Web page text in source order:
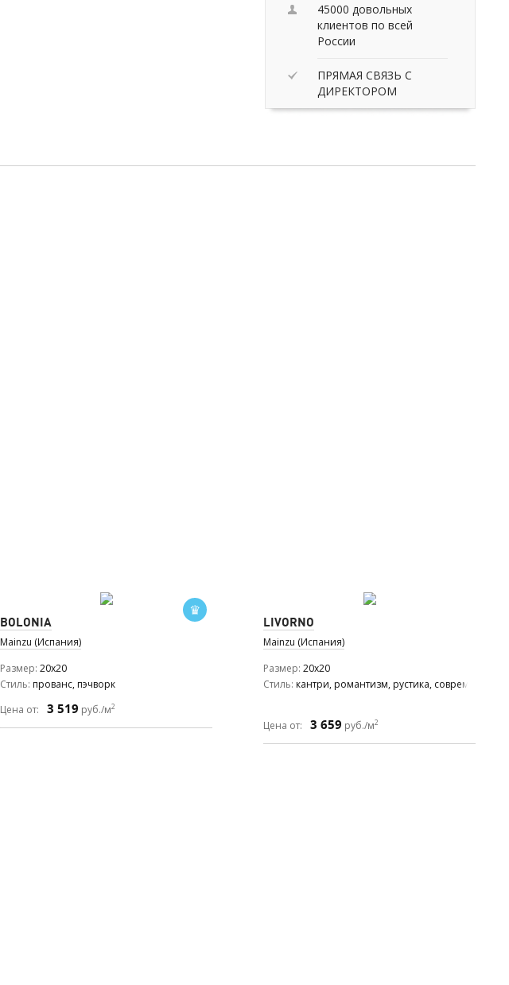
45000 довольных
клиентов по всей
России
ПРЯМАЯ СВЯЗЬ С
ДИРЕКТОРОМ
BOLONIA
Mainzu (Испания)
Размер 20x20
Стиль прованс, пэчворк
Цена от:
3 519 руб./м2
LIVORNO
Mainzu (Испания)
Размер 20x20
Стиль кантри, романтизм, рустика, современный
Цена от: 3 659 руб./м2